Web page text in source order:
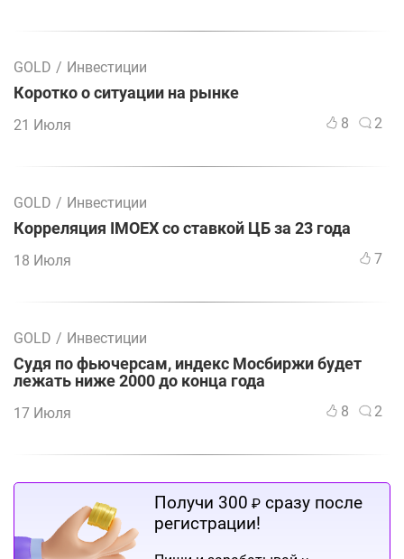
GOLD / Инвестиции
Коротко о ситуации на рынке
21 Июля 8 2
GOLD / Инвестиции
Корреляция IMOEX со ставкой ЦБ за 23 года
18 Июля 7
GOLD / Инвестиции
Судя по фьючерсам, индекс Мосбиржи будет
лежать ниже 2000 до конца года
17 Июля 8 2
Получи 300 ₽ сразу после
регистрации!